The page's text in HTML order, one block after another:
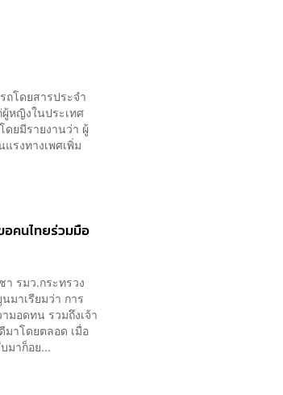
โดยสารประจำ
หญิงในประเทศ
ดยมีรายงานว่า ผู้
รงทางเพศเพิ่ม
อคนไทยร่วมมือ
รมว.กระทรวง
มาเรียมว่า การ
มอดทน รวมถึงเจ้า
มาโดยตลอด เมื่อ
มาก็อย...